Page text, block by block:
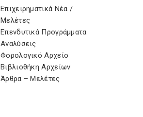
Επιχειρηματικά Νέα /
Μελέτες
Επενδυτικά Προγράμματα
Αναλύσεις
Φορολογικό Αρχείο
Βιβλιοθήκη Αρχείων
Άρθρα – Μελέτες